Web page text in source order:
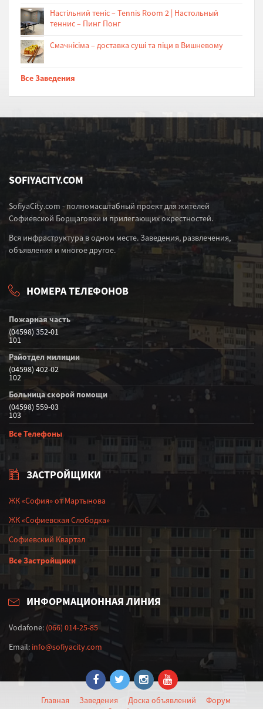
Настільний теніс – Tennis Room 2 | Настольный
теннис – Пинг Понг
Cмачнісіма – доставка суші та піци в Вишневому
Все Заведения
SOFIYACITY.COM
SofiyaCity.com - полномасштабный проект для жителей
Софиевской Борщаговки и прилегающих окрестностей.
Вся инфраструктура в одном месте. Заведения, развлечения,
объявления и многое другое.
НОМЕРА ТЕЛЕФОНОВ
Пожарная часть
(04598) 352-01
101
Райотдел милиции
(04598) 402-02
102
Больница скорой помощи
(04598) 559-03
103
Все Телефоны
ЗАСТРОЙЩИКИ
ЖК «София» от Мартынова
ЖК «Софиевская Слободка»
Софиевский Квартал
Все Застройщики
ИНФОРМАЦИОННАЯ ЛИНИЯ
Vodafone: (066) 014-25-85
Email: info@sofiyacity.com
Главная Заведения Доска объявлений
Форум